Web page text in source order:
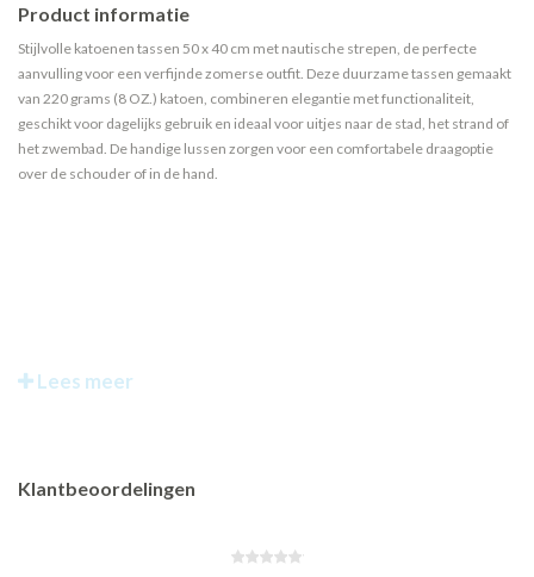
Product informatie
Stijlvolle katoenen tassen 50 x 40 cm met nautische strepen, de perfecte
aanvulling voor een verfijnde zomerse outfit. Deze duurzame tassen gemaakt
van 220 grams (8 OZ.) katoen, combineren elegantie met functionaliteit,
geschikt voor dagelijks gebruik en ideaal voor uitjes naar de stad, het strand of
het zwembad. De handige lussen zorgen voor een comfortabele draagoptie
over de schouder of in de hand.
Lees meer
Klantbeoordelingen